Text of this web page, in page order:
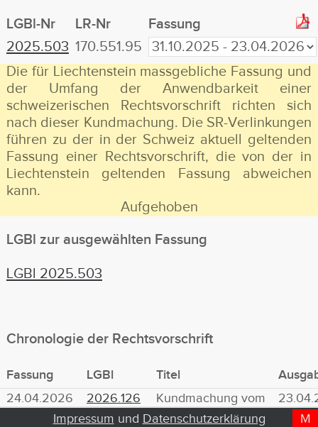
LGBl-Nr LR-Nr
Fassung
2025.503 170.551.95
Die für Liechtenstein massgebliche Fassung und
der Umfang der Anwendbarkeit einer
schweizerischen Rechtsvorschrift richten sich
nach dieser Kundmachung. Die SR-Verlinkungen
führen zu der in der Schweiz aktuell geltenden
Fassung einer Rechtsvorschrift, die von der in
Liechtenstein geltenden Fassung abweichen
kann.
Aufgehoben
LGBl zur ausgewählten Fassung
LGBl 2025.503
Chronologie der Rechtsvorschrift
Fassung LGBl Titel
24.04.2026
(Aufhebung)
2026.126
Kundmachung vom
21. April 2026 der
D
T
M
Impressum und Datenschutzerklärung